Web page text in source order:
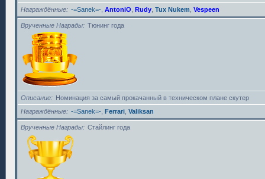
Награждённые
-=Sanek=- AntoniO Rudy Tux Nukem Vespeen
Врученные Награды Тюнинг года
Описание
Номинация за самый прокачанный в техническом плане скутер
Награждённые
-=Sanek=- Ferrari Valiksan
Врученные Награды Стайлинг года